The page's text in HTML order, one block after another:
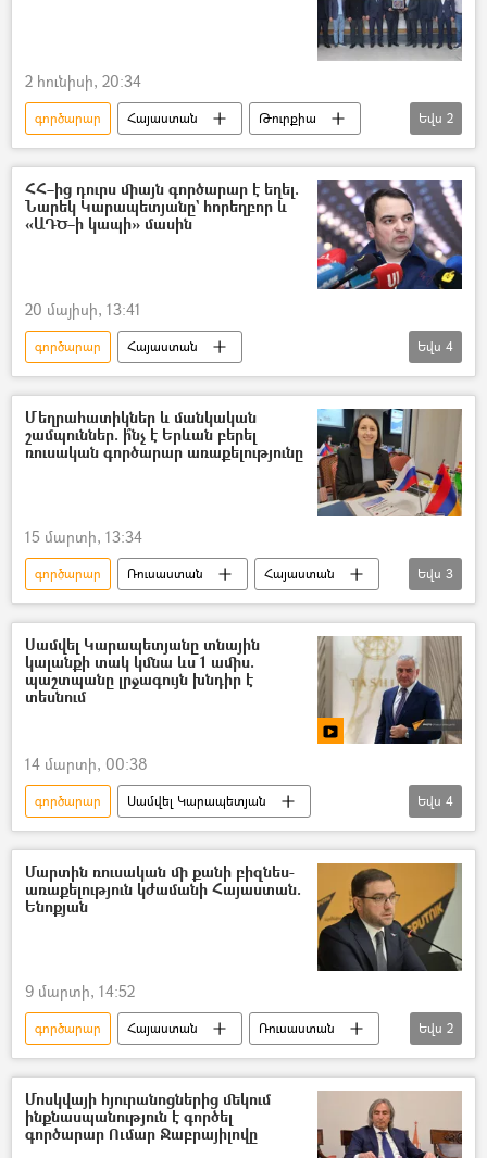
2 հունիսի, 20:34
գործարար Հայաստան
Թուրքիա
առևտուր
Տնտեսություն
Եվս 2
ՀՀ–ից դուրս միայն գործարար է եղել.
Նարեկ Կարապետյանը` հորեղբոր և
«ԱԴԾ–ի կապի» մասին
20 մայիսի, 13:41
գործարար
Հայաստան
Նարեկ Կարապետյան
Սամվել Կարապետյան
Ռուսաստան
«Ուժեղ Հայաստան» կուսակցություն
Եվս 4
Մեղրահատիկներ և մանկական
շամպուններ. ի՞նչ է Երևան բերել
ռուսական գործարար առաքելությունը
15 մարտի, 13:34
գործարար Ռուսաստան
Հայաստան
Հայաստան-Ռուսաստան համագործակցություն
բիզնես
առևտուր
Եվս 3
Սամվել Կարապետյանը տնային
կալանքի տակ կմնա ևս 1 ամիս.
պաշտպանը լրջագույն խնդիր է
տեսնում
14 մարտի, 00:38
գործարար
Սամվել Կարապետյան
Տնային կալանք
«Տաշիր» ընկերությունների խումբ
Դատարան
դատ
Եվս 4
Մարտին ռուսական մի քանի բիզնես-
առաքելություն կժամանի Հայաստան.
Ենոքյան
9 մարտի, 14:52
գործարար Հայաստան
Ռուսաստան
բիզնես
Վիգեն Ենոքյան
Եվս 2
Մոսկվայի հյուրանոցներից մեկում
ինքնասպանություն է գործել
գործարար Ումար Ջաբրայիլովը